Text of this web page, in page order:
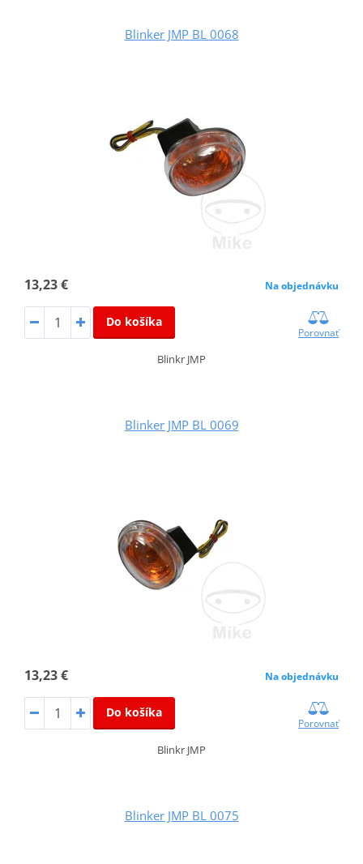
Blinker JMP BL 0068
13,23 € Na objednávku
Do košíka
Porovnať
Blinkr JMP
Blinker JMP BL 0069
13,23 € Na objednávku
Do košíka
Porovnať
Blinkr JMP
Blinker JMP BL 0075